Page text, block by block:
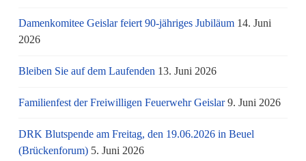
Damenkomitee Geislar feiert 90-jähriges Jubiläum 14. Juni
2026
Bleiben Sie auf dem Laufenden 13. Juni 2026
Familienfest der Freiwilligen Feuerwehr Geislar 9. Juni 2026
DRK Blutspende am Freitag, den 19.06.2026 in Beuel
(Brückenforum) 5. Juni 2026